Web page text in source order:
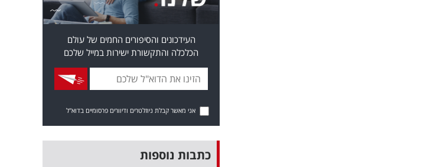
העידכונים והסיפורים החמים של עולם
הכלכלה והתקשורת ישירות במייל שלכם
אני מאשר קבלת ניוזלטרים ודיוורים פרסומיים בדוא"ל
כתבות נוספות